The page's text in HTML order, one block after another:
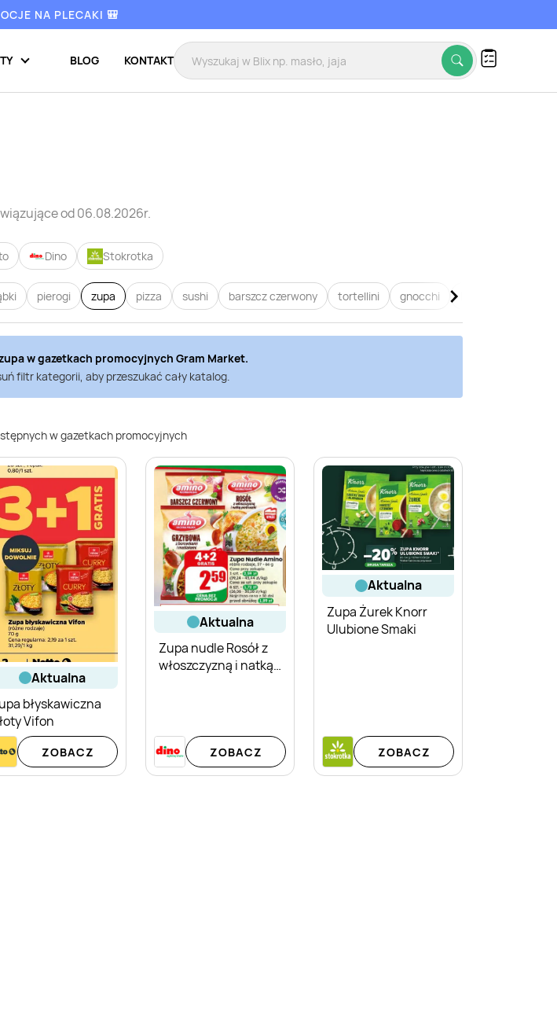
NA PLECAKI 🎒
BLOG KONTAKT
od 06.08.2026r.
Dino Stokrotka
pierogi zupa pizza sushi barszcz czerwony tortellini gnocchi
w gazetkach promocyjnych Gram Market.
filtr kategorii, aby przeszukać cały katalog.
w gazetkach promocyjnych
aktualna
błyskawiczna
Vifon
ZOBACZ
aktualna
Zupa nudle Rosół z
włoszczyzną i natką
ZOBACZ
aktualna
Zupa Żurek Knorr
Ulubione Smaki
ZOBACZ